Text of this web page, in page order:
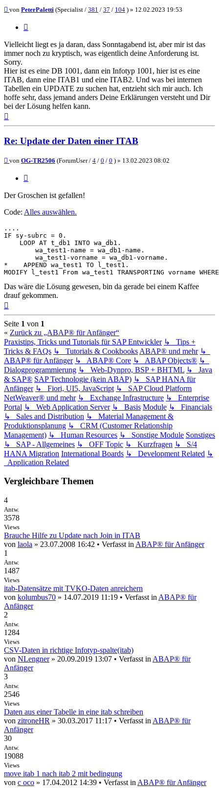
Beitrag
von PeterPaletti (Specialist / 381 / 37 / 104 ) » 12.02.2023 19:53
Vielleicht liegt es ja daran, dass Sonntagabend ist, aber mir ist das
immer noch zu kryptisch, was eigentlich deine Anforderung ist.
Sorry.
Hier ist es eine DB 1001, dann ein Infotyp 1001, hier ist es eine
ITAB, dann eine ITAB1 und eine ITAB2. Und was bei internen
Tabellen ein UPDATE zu suchen hat, entzieht sich mir auch. Ich
hoffe sehr, dass jemand anders Deine Erklärungen versteht und Dir
bei der Lösung helfen kann.
Re: Update der Daten einer ITAB
Beitrag
von OG-TR2506 (ForumUser / 4 / 0 / 0 ) » 13.02.2023 08:02
Der Groschen ist gefallen!
Code: Alles auswählen.
....
IF sy-subrc = 0.
    LOOP AT t_db1 INTO wa_db1.
        wa_test1-name = wa_db1-name.
        wa_test1-vorname = wa_db1-vorname.
*    APPEND wa_test1 TO l_test1.
Das wäre die Lösung gewesen, bin da gerade bei einem Kaffee
drauf gekommen.
Seite 1 von 1
« Zurück zu „ABAP® für Anfänger“
Praxistips, Tricks und Tutorials für SAP Entwickler ↳ Tips +
Tricks & FAQs ↳ Tutorials & Cookbooks ABAP® und mehr ↳
ABAP® für Anfänger ↳ ABAP® Core ↳ ABAP Objects® ↳
Dialogprogrammierung ↳ Web-Dynpro, BSP + BHTML ↳ Java
& SAP® SAP Technologie (kein ABAP) ↳ SAP HANA für
Anfänger ↳ Fiori, UI5, JavaScript ↳ SAP Cloud Platform
NetWeaver® und mehr ↳ Exchange Infrastructure ↳ Enterprise
Portal ↳ Web Application Server ↳ Basis Module ↳ Financials
↳ Sales and Distribution ↳ Material Management &
Produktionsplanung ↳ CRM (Customer Relationship
Management) ↳ Human Resources ↳ Sonstige Module Sonstiges
↳ SAP - Allgemeines ↳ OFF Topic ↳ Kurzfragen ↳ S/4
HANA Migration International Boards ↳ Development Related ↳
Application Related
Vergleichbare Themen
4
Antw.
3578
Views
Brauche Hilfe zu Update nach Join in ITAB
von laola » 23.07.2008 16:42 • Verfasst in ABAP® für Anfänger
1
Antw.
1487
Views
itab-Datensätze mit TVKO-Daten anreichern
von kolumbus70 » 14.07.2019 11:19 • Verfasst in ABAP® für
Anfänger
2
Antw.
1284
Views
CSV-Daten in richtige Infotyp-spalte(itab)
von NLengner» 20.09.2019 13:07 • Verfasst in ABAP® für
Anfänger
3
Antw.
2546
Views
Daten aus einer Tabelle in eine itab schreiben
von zitroneHR » 30.03.2017 11:17 • Verfasst in ABAP® für
Anfänger
30
Antw.
19088
Views
move itab 1 nach itab 2 mit bedingung
von c oco » 17.04.2012 14:39 • Verfasst in ABAP® für Anfänger